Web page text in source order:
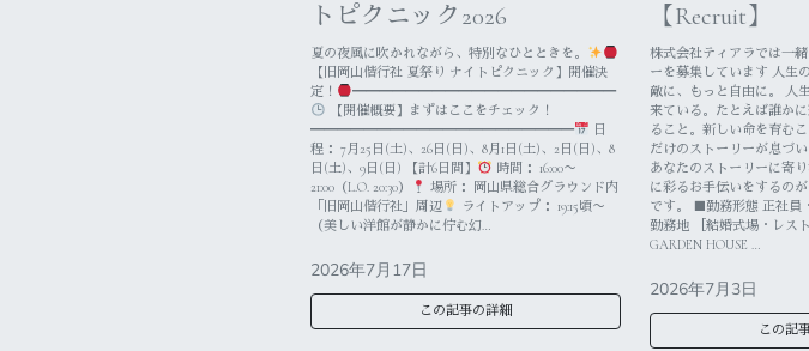
トピクニック2026
夏の夜風に吹かれながら、特別なひとときを。
【旧岡山偕行社 夏祭り ナイトピクニック】開催決
定！
━━━━━━━━━━━━━━━━━━━━
【開催概要】まずはここをチェック！
━━━━━━━━━━━━━━━━━━━━
日
程： 7月25日(土)、26日(日)、8月1日(土)、2日(日)、8
日(土)、9日(日) 【計6日間】
時間： 16:00〜
21:00（L.O. 20:30）
場所： 岡山県総合グラウンド内
「旧岡山偕行社」周辺
ライトアップ： 19:15頃〜
（美しい洋館が静かに佇む幻…
2026年7月17日
この記事の詳細
【Recruit】
株式会社ティアラでは一
ーを募集しています 人生
敵に、もっと自由に。 人
来ている。たとえば誰か
ること。新しい命を育む
だけのストーリーが息づ
あなたのストーリーに寄
に彩るお手伝いをするの
です。 ■勤務形態 正社員
勤務地 ［結婚式場・レス
GARDEN HOUSE …
2026年7月3日
この記